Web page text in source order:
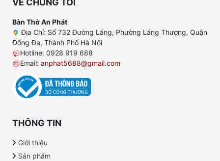
VỀ CHÚNG TÔI
Bàn Thờ An Phát
Địa Chỉ: Số 732 Đường Láng, Phường Láng Thượng, Quận
Đống Đa, Thành Phố Hà Nội
Hotline: 0928 919 688
Email: anphat5688@gmail.com
THÔNG TIN
Giới thiệu
Sản phẩm